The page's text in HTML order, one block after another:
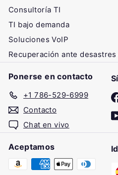
Consultoría TI
TI bajo demanda
Soluciones VoIP
Recuperación ante
Ponerse en contacto
+1 786-529-6999
Contacto
Chat en vivo
Aceptamos